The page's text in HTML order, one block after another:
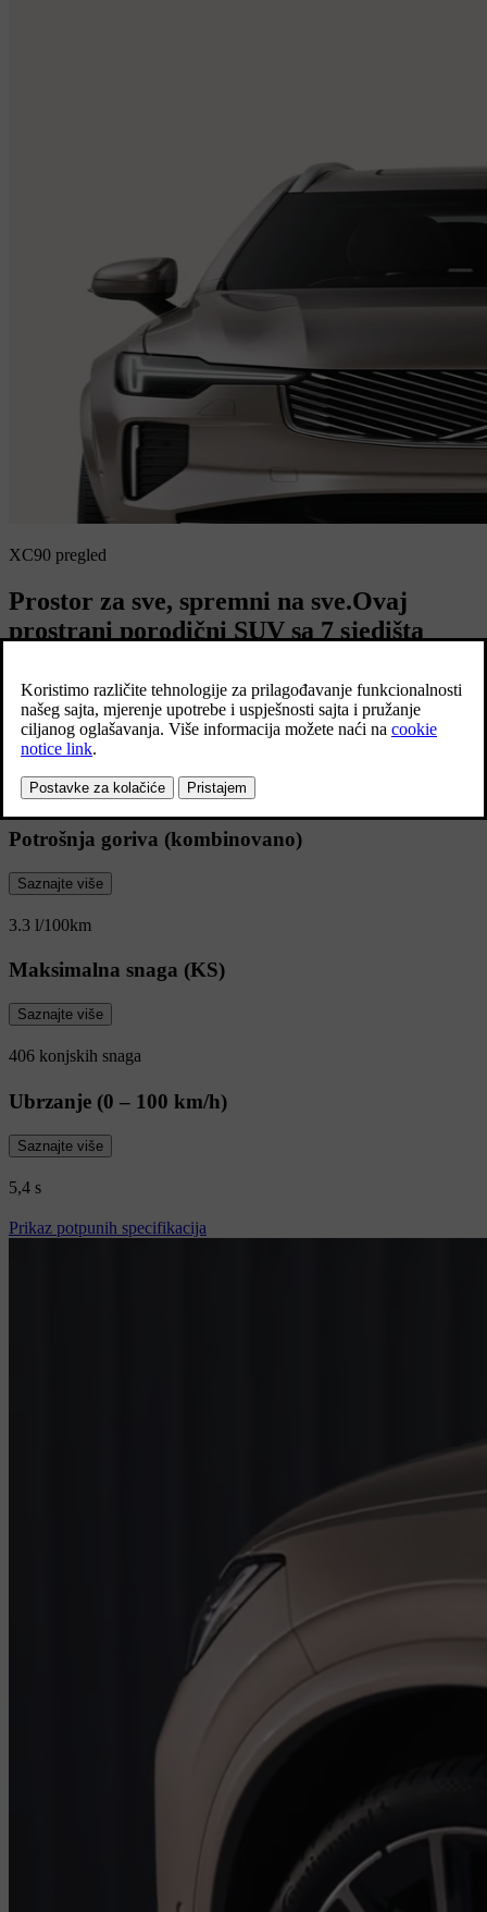
XC90 pregled
Prostor za sve, spremni na sve.Ovaj
prostrani porodični SUV sa 7 sjedišta
Raspon za električni pogon (kombinovano)
Saznajte više
70 km
Potrošnja goriva (kombinovano)
Saznajte više
3.3 l/100km
Maksimalna snaga (KS)
Saznajte više
406 konjskih snaga
Ubrzanje (0 – 100 km/h)
Saznajte više
5,4 s
Prikaz potpunih specifikacija